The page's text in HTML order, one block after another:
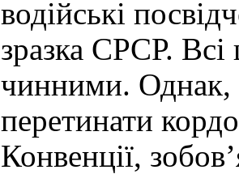
водійські
зразка СРСР. Всі
чинними. Однак,
перетинати
Конвенції,